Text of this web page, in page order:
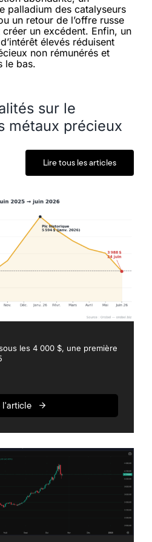
palladium des catalyseurs
un retour de l’offre russe
un excédent. Enfin, un
élevés réduisent
non rémunérés et
le bas.
sur le
métaux précieux
Lire tous les articles
les 4 000 $, une première
l'article